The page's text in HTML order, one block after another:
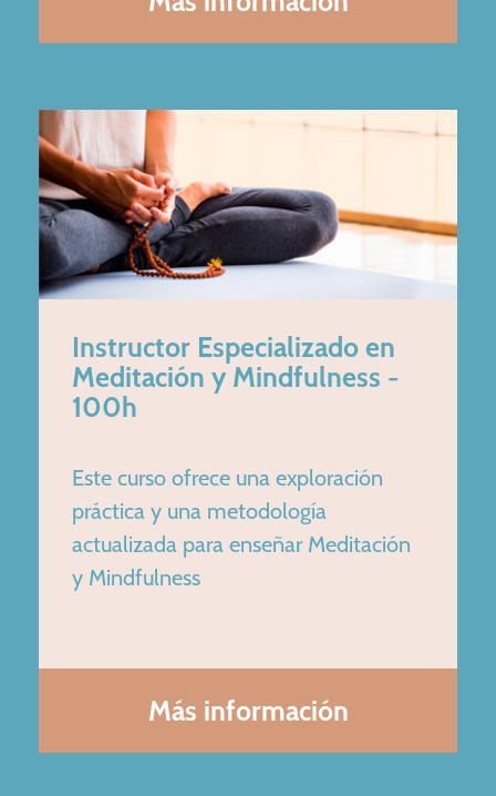
Instructor Especializado en
Meditación y Mindfulness -
100h
Este curso ofrece una exploración
práctica y una metodología
actualizada para enseñar Meditación
y Mindfulness
Más información